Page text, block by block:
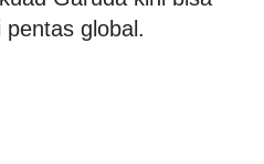
pentas global.